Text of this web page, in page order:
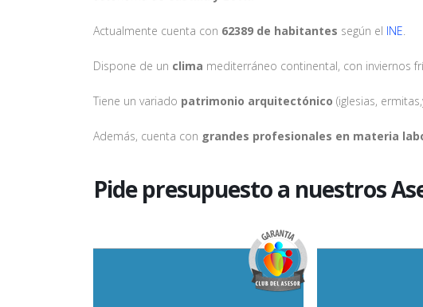
Actualmente cuenta con 62389 de habitantes según el INE.
Dispone de un clima mediterráneo continental, con inviernos
Tiene un variado patrimonio arquitectónico (iglesias,
Además, cuenta con grandes profesionales en materia
Pide presupuesto a nuestros